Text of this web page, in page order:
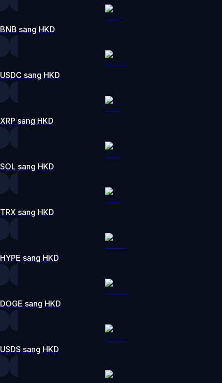
BNB sang HKD
USDC sang HKD
XRP sang HKD
SOL sang HKD
TRX sang HKD
HYPE sang HKD
DOGE sang HKD
USDS sang HKD